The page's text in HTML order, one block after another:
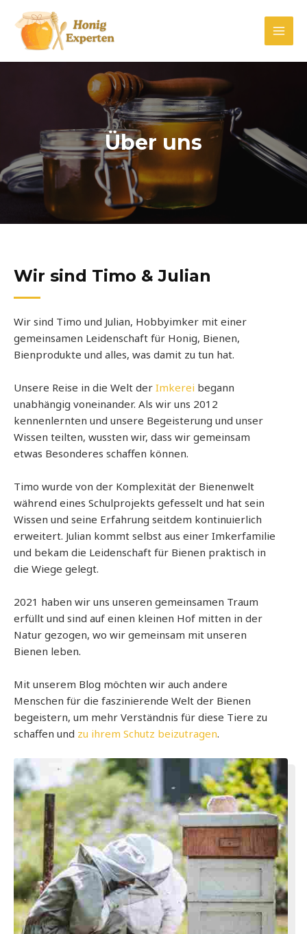
Inhalt
springen
Main
Über uns
Wir sind Timo & Julian
Wir sind Timo und Julian, Hobbyimker mit einer
gemeinsamen Leidenschaft für Honig, Bienen,
Bienprodukte und alles, was damit zu tun hat.
Unsere Reise in die Welt der Imkerei begann
unabhängig voneinander. Als wir uns 2012
kennenlernten und unsere Begeisterung und unser
Wissen teilten, wussten wir, dass wir gemeinsam
etwas Besonderes schaffen können.
Timo wurde von der Komplexität der Bienenwelt
während eines Schulprojekts gefesselt und hat sein
Wissen und seine Erfahrung seitdem kontinuierlich
erweitert. Julian kommt selbst aus einer Imkerfamilie
und bekam die Leidenschaft für Bienen praktisch in
die Wiege gelegt.
2021 haben wir uns unseren gemeinsamen Traum
erfüllt und sind auf einen kleinen Hof mitten in der
Natur gezogen, wo wir gemeinsam mit unseren
Bienen leben.
Mit unserem Blog möchten wir auch andere
Menschen für die faszinierende Welt der Bienen
begeistern, um mehr Verständnis für diese Tiere zu
schaffen und zu ihrem Schutz beizutragen.